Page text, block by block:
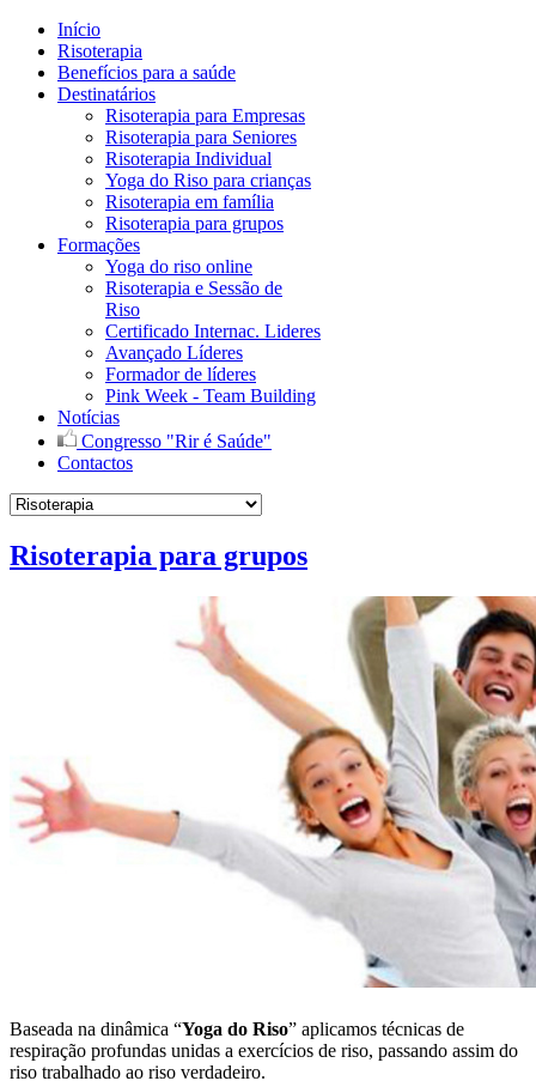
Início
Risoterapia
Benefícios para a saúde
Destinatários
Risoterapia para Empresas
Risoterapia para Seniores
Risoterapia Individual
Yoga do Riso para crianças
Risoterapia em família
Risoterapia para grupos
Formações
Yoga do riso online
Risoterapia e Sessão de
Riso
Certificado Internac. Lideres
Avançado Líderes
Formador de líderes
Pink Week - Team Building
Notícias
Congresso "Rir é Saúde"
Contactos
Risoterapia para grupos
Baseada na dinâmica “Yoga do Riso” aplicamos técnicas de
respiração profundas unidas a exercícios de riso, passando assim do
riso trabalhado ao riso verdadeiro.